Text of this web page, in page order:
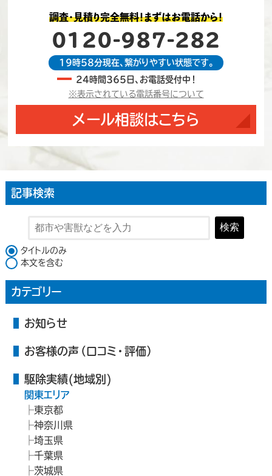
調査・見積り完全無料！まずはお電話から！
0120-987-282
19時58分現在、繋がりやすい状態です。
24時間365日、お電話受付中！
※表示されている電話番号について
メール相談はこちら
記事検索
検索
検索対象
タイトルのみ
本文を含む
カテゴリー
お知らせ
お客様の声（口コミ・評価）
駆除実績(地域別)
関東エリア
東京都
神奈川県
埼玉県
千葉県
茨城県